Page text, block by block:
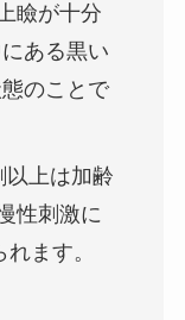
瞼が十分
ある黒い
のことで
以上は加齢
性刺激に
ます。